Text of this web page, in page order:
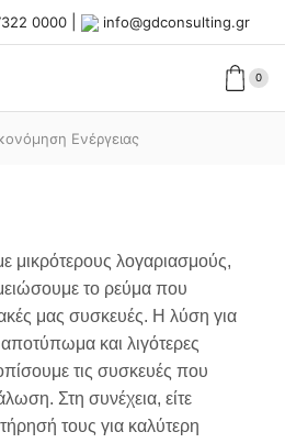
0000 info@gdconsulting.gr
0
Ενέργειας
μικρότερους λογαριασμούς,
το ρεύμα που
μας συσκευές. Η λύση για
αποτύπωμα και λιγότερες
τις συσκευές που
Στη συνέχεια, είτε
τους για καλύτερη